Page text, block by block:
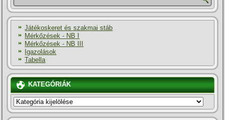
Játékoskeret és szakmai stáb
Mérkőzések - NB I
Mérkőzések - NB III
Igazolások
Tabella
KATEGÓRIÁK
KATEGÓRIÁK